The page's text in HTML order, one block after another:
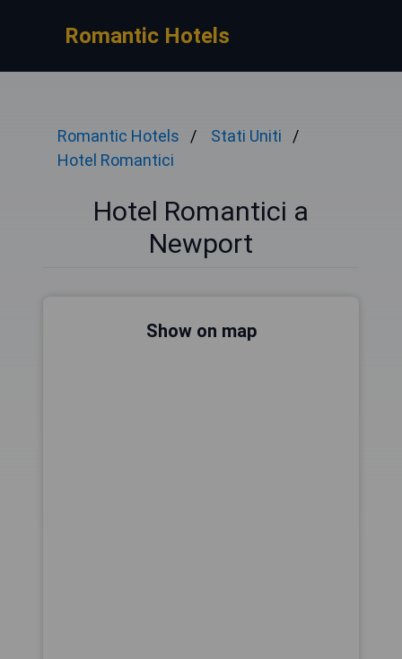
Romantic Hotels
Romantic Hotels
Stati Uniti
Hotel Romantici
Hotel Romantici a
Newport
Show on map